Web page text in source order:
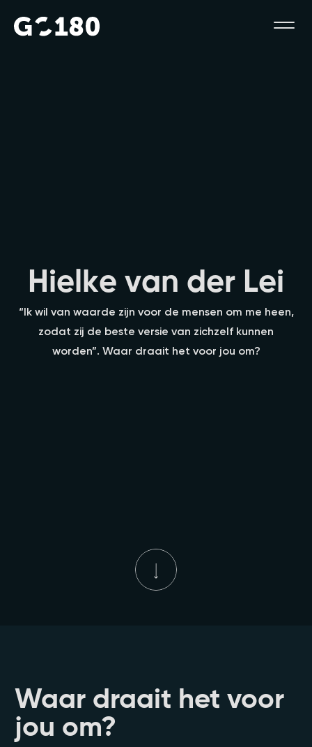
Hielke van der Lei
“Ik wil van waarde zijn voor de mensen om me heen,
zodat zij de beste versie van zichzelf kunnen
worden”. Waar draait het voor jou om?
Waar draait het voor
jou om?